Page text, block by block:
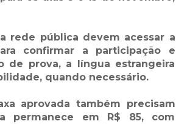
rede pública devem acessar a
confirmar a participação e
de prova, a língua estrangeira
quando necessário.
aprovada também precisam
permanece em R$ 85, com